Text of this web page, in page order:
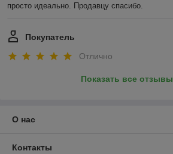
просто идеально. Продавцу спасибо.
Покупатель
Отлично
Показать все отзывы
О нас
Контакты